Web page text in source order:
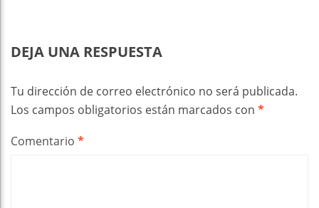
DEJA UNA RESPUESTA
Tu dirección de correo electrónico no será publicada.
Los campos obligatorios están marcados con *
Comentario *